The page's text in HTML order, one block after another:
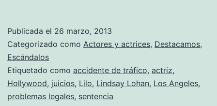
libra
la
cárcel
Publicada el 26 marzo, 2013
Categorizado como Actores y actrices, Destacamos,
Escándalos
Etiquetado como accidente de tráfico, actriz,
Hollywood, juicios, Lilo, Lindsay Lohan, Los Angeles,
problemas legales, sentencia